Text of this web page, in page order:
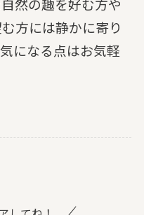
方には静かに寄り
になる点はお気軽